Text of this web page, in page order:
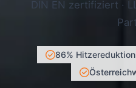
DIN EN zertifiziert ·
86% Hitzereduktion